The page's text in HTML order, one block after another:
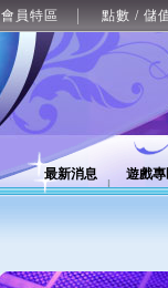
會員特區 點數 / 儲
最新消息 遊戲